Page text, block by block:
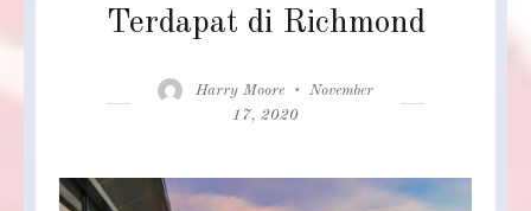
Terdapat di Richmond
Author
Harry Moore
Posted
November
17, 2020